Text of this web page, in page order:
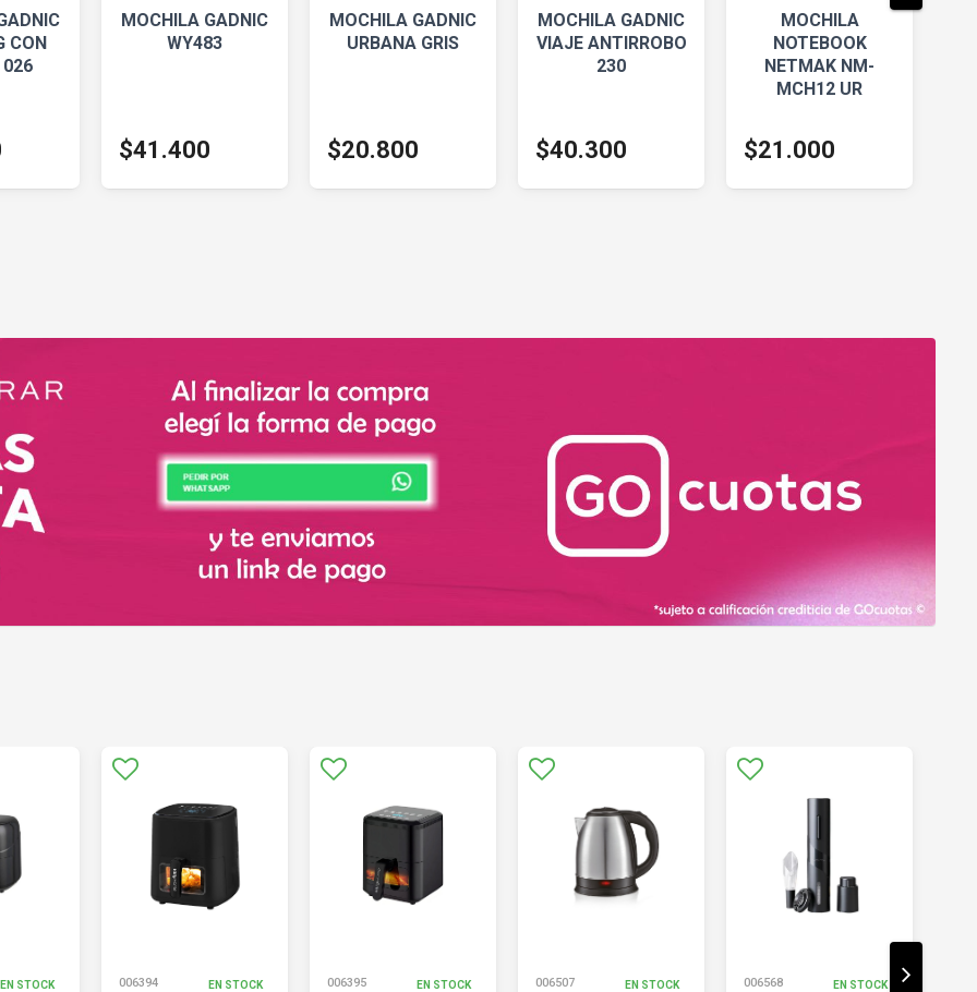
CON
026
MOCHILA GADNIC
WY483
$41.400
MOCHILA GADNIC
URBANA GRIS
$20.800
MOCHILA GADNIC
VIAJE ANTIRROBO
230
$40.300
MOCHILA
NOTEBOOK
NETMAK NM-
MCH12 UR
$21.000
EN STOCK 006394 EN STOCK 006395 EN STOCK 006507 EN STOCK 006568 EN STOCK